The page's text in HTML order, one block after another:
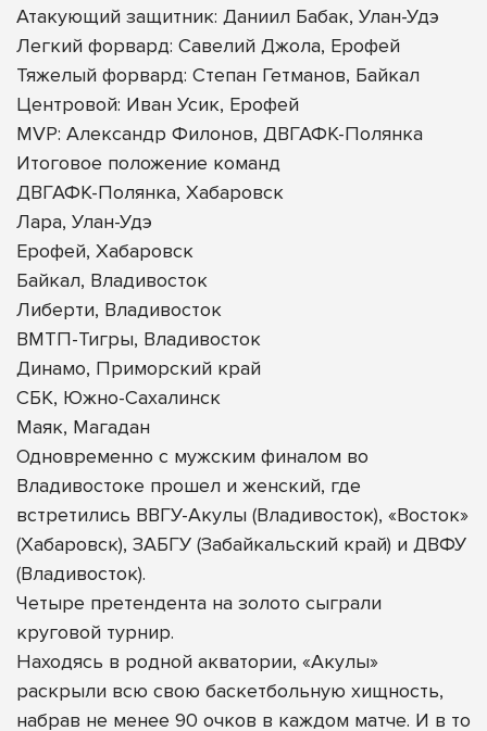
Атакующий защитник: Даниил Бабак, Улан-Удэ
Легкий форвард: Савелий Джола, Ерофей
Тяжелый форвард: Степан Гетманов, Байкал
Центровой: Иван Усик, Ерофей
MVP: Александр Филонов, ДВГАФК-Полянка
Итоговое положение команд
ДВГАФК-Полянка, Хабаровск
Лара, Улан-Удэ
Ерофей, Хабаровск
Байкал, Владивосток
Либерти, Владивосток
ВМТП-Тигры, Владивосток
Динамо, Приморский край
СБК, Южно-Сахалинск
Маяк, Магадан
Одновременно с мужским финалом во
Владивостоке прошел и женский, где
встретились ВВГУ-Акулы (Владивосток), «Восток»
(Хабаровск), ЗАБГУ (Забайкальский край) и ДВФУ
(Владивосток).
Четыре претендента на золото сыграли
круговой турнир.
Находясь в родной акватории, «Акулы»
раскрыли всю свою баскетбольную хищность,
набрав не менее 90 очков в каждом матче. И в то